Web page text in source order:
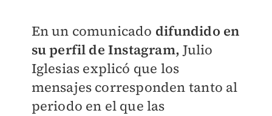
En un comunicado difundido en
su perfil de Instagram, Julio
Iglesias explicó que los
mensajes corresponden tanto al
periodo en el que las